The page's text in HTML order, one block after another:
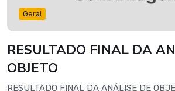
Geral
RESULTADO FINAL DA
OBJETO
RESULTADO FINAL DA ANÁLISE DE